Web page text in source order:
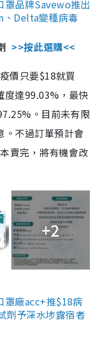
罩品牌Savewo推出
Delta變種病毒
>>按此選購<<
價只要$18就買
度達99.03%，最快
。目前未有限
。不過訂單預計會
賣完，將有機會改
+2
罩廠acc+推$18病
劑予深水埗露宿者